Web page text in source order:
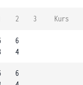
2 3 Kurs
6
4
6